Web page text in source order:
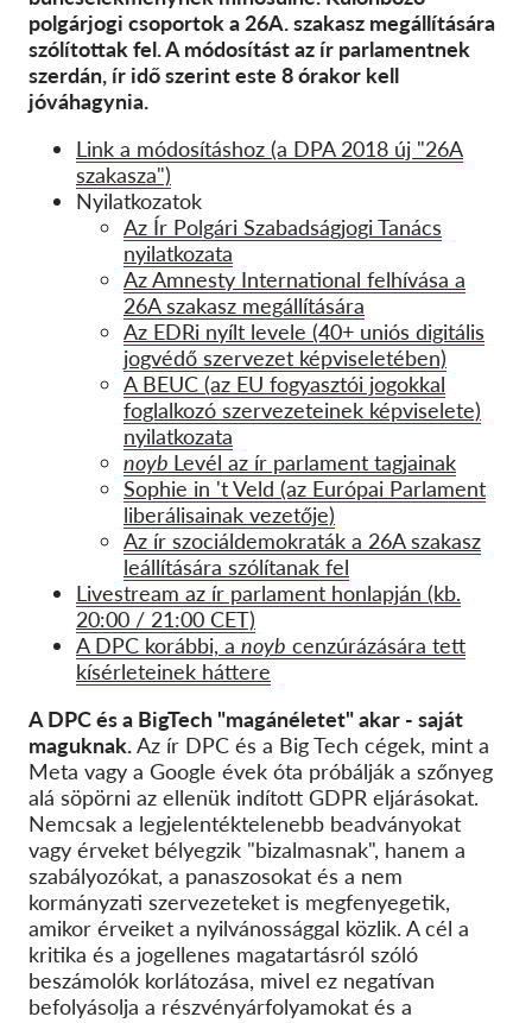
polgárjogi csoportok a 26A. szakasz megállítására
szólítottak fel. A módosítást az ír parlamentnek
szerdán, ír idő szerint este 8 órakor kell
jóváhagynia.
Link a módosításhoz (a DPA 2018 új "26A
szakasza")
Nyilatkozatok
Az Ír Polgári Szabadságjogi Tanács
nyilatkozata
Az Amnesty International felhívása a
26A szakasz megállítására
Az EDRi nyílt levele (40+ uniós digitális
jogvédő szervezet képviseletében)
A BEUC (az EU fogyasztói jogokkal
foglalkozó szervezeteinek képviselete)
nyilatkozata
noyb Levél az ír parlament tagjainak
Sophie in 't Veld (az Európai Parlament
liberálisainak vezetője)
Az ír szociáldemokraták a 26A szakasz
leállítására szólítanak fel
Livestream az ír parlament honlapján (kb.
20:00 / 21:00 CET)
A DPC korábbi, a noyb cenzúrázására tett
kísérleteinek háttere
A DPC és a BigTech "magánéletet" akar - saját
maguknak.Az ír DPC és a Big Tech cégek, mint a
Meta vagy a Google évek óta próbálják a szőnyeg
alá söpörni az ellenük indított GDPR eljárásokat.
Nemcsak a legjelentéktelenebb beadványokat
vagy érveket bélyegzik "bizalmasnak", hanem a
szabályozókat, a panaszosokat és a nem
kormányzati szervezeteket is megfenyegetik,
amikor érveiket a nyilvánossággal közlik. A cél a
kritika és a jogellenes magatartásról szóló
beszámolók korlátozása, mivel ez negatívan
befolyásolja a részvényárfolyamokat és a